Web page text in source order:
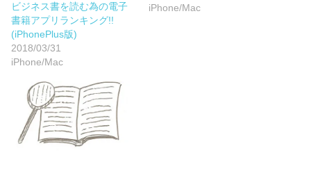
ビジネス書を読む為の電子
書籍アプリランキング!!
(iPhonePlus版)
2018/03/31
iPhone/Mac
iPhone/Mac